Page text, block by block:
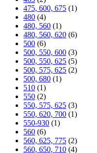
475, 600, 675 (1)
480 (4)
480, 560 (1)
480, 560, 620 (6)
500 (6)
500, 550, 600 (3)
500, 550, 625 (5)
500, 575, 625 (2)
500, 680 (1)
510 (1)
550 (2)
550, 575, 625 (3)
550, 620, 700 (1)
550-930 (1)
560 (6)
560, 625, 775 (2)
560, 650, 710 (4)